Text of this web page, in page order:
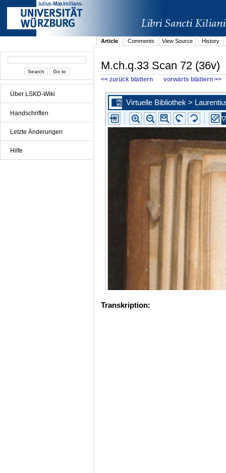
Über LSKD-Wiki
Handschriften
Letzte Änderungen
Hilfe
Article Comments View Source History
M.ch.q.33 Scan 72 (36v)
<< zurück blättern vorwärts blättern >>
Transkription: